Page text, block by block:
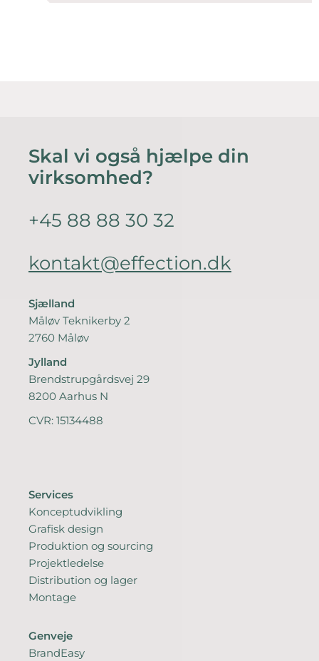
Skal vi også hjælpe din
virksomhed?
+45 88 88 30 32
kontakt@effection.dk
Sjælland
Måløv Teknikerby 2
2760 Måløv
Jylland
Brendstrupgårdsvej 29
8200 Aarhus N
CVR: 15134488
Services
Konceptudvikling
Grafisk design
Produktion og sourcing
Projektledelse
Distribution og lager
Montage
Genveje
BrandEasy